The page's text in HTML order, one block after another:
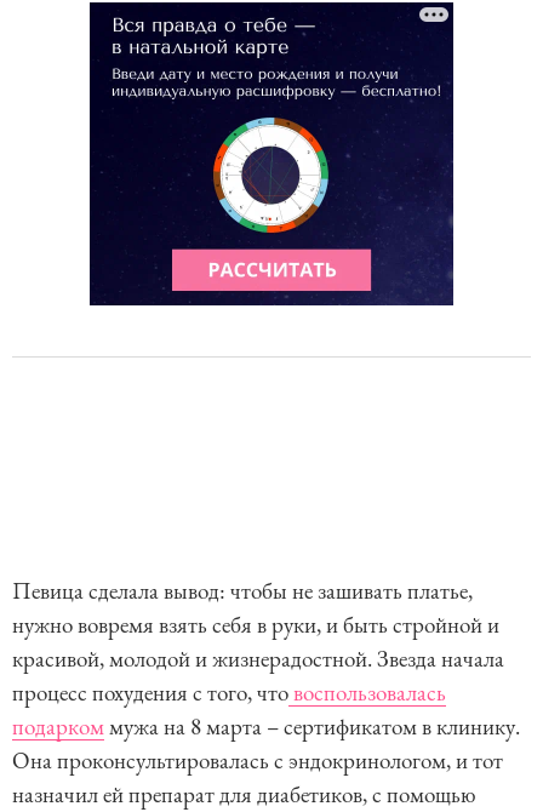
Певица сделала вывод: чтобы не зашивать платье,
нужно вовремя взять себя в руки, и быть стройной и
красивой, молодой и жизнерадостной. Звезда начала
процесс похудения с того, чтовоспользовалась
подаркоммужа на 8 марта – сертификатом в клинику.
Она проконсультировалась с эндокринологом, и тот
назначил ей препарат для диабетиков, с помощью